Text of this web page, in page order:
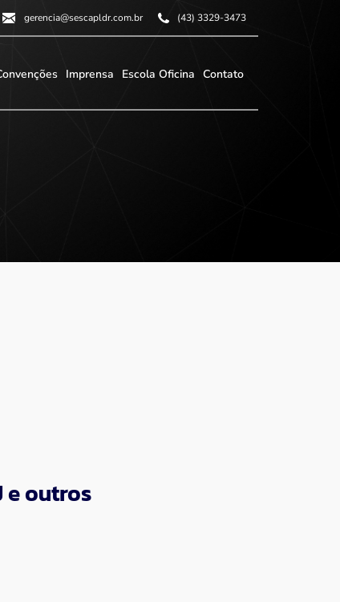
gerencia@sescapldr.com.br (43) 3329-3473
Imprensa Escola Oficina Contato
e outros